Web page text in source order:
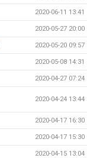
2020-06-11 13:41
2020-05-27 20:00
2020-05-20 09:57
2020-05-08 14:31
2020-04-27 07:24
2020-04-24 13:44
2020-04-17 16:30
2020-04-17 15:30
2020-04-15 13:04